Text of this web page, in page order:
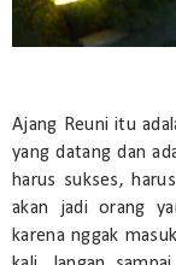
Ajang Reuni itu
yang datang dan
harus sukses,
akan jadi orang
karena nggak